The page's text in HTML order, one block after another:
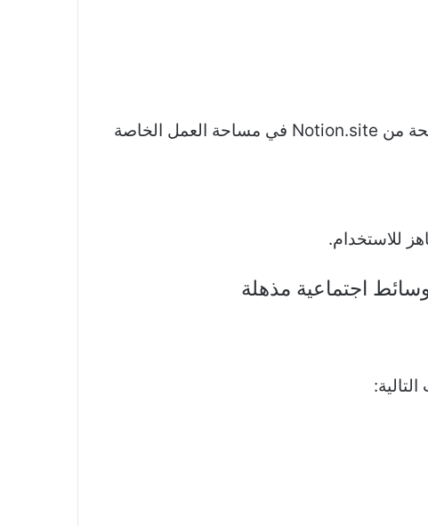
حدد خيار “تكرار” في الزاوية اليمنى العليا من شاشتك. في هذه المرحلة ، يجب أن تشاهد الصفحة من Notion.site في مساحة العمل الخاصة
للاستخدام.